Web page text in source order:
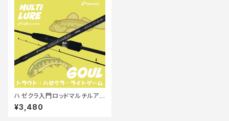
ハゼクラ入門ロッドマルチルア
ーハゼトラウト 60UL マットブラ
ック
¥3,480